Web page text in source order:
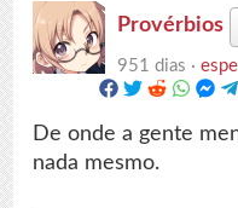
Provérbios
951 dias ·
De onde a gente
nada mesmo.